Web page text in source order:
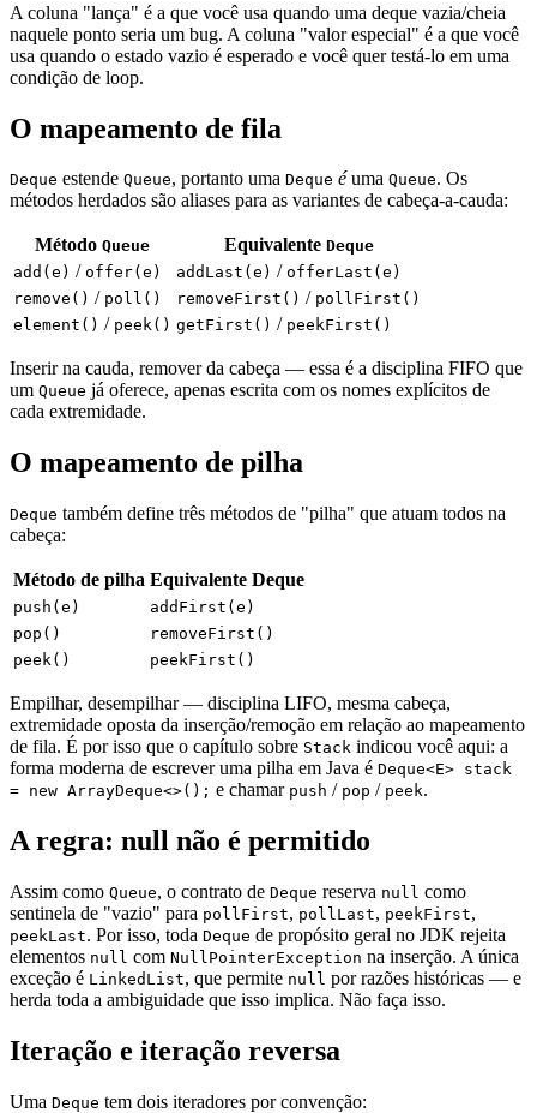
A coluna "lança" é a que você usa quando uma deque vazia/cheia
naquele ponto seria um bug. A coluna "valor especial" é a que você
usa quando o estado vazio é esperado e você quer testá-lo em uma
condição de loop.
O mapeamento de fila
Deque estende Queue, portanto uma Deque éuma Queue. Os
métodos herdados são aliases para as variantes de cabeça-a-cauda:
Método Queue Equivalente Deque
add(e) / offer(e) addLast(e) / offerLast(e)
remove() / poll() removeFirst() / pollFirst()
element() / peek() getFirst() / peekFirst()
Inserir na cauda, remover da cabeça — essa é a disciplina FIFO que
um Queue já oferece, apenas escrita com os nomes explícitos de
cada extremidade.
O mapeamento de pilha
Deque também define três métodos de "pilha" que atuam todos na
cabeça:
Método de pilha Equivalente Deque
push(e)
addFirst(e)
pop()
removeFirst()
peek()
peekFirst()
Empilhar, desempilhar — disciplina LIFO, mesma cabeça,
extremidade oposta da inserção/remoção em relação ao mapeamento
de fila. É por isso que o capítulo sobre Stack indicou você aqui: a
forma moderna de escrever uma pilha em Java é Deque<E> stack
= new ArrayDeque<>(); e chamar push / pop / peek.
A regra: null não é permitido
Assim como Queue, o contrato de Deque reserva null como
sentinela de "vazio" para pollFirst, pollLast, peekFirst,
peekLast. Por isso, toda Deque de propósito geral no JDK rejeita
elementos null com NullPointerException na inserção. A única
exceção é LinkedList, que permite null por razões históricas — e
herda toda a ambiguidade que isso implica. Não faça isso.
Iteração e iteração reversa
Uma Deque tem dois iteradores por convenção: